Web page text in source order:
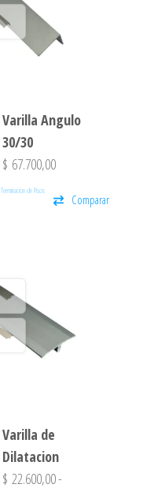
Varilla Angulo
30/30
$ 67.700,00
Terminacion de Pisos
Comparar
Varilla de
Dilatacion
$ 22.600,00-